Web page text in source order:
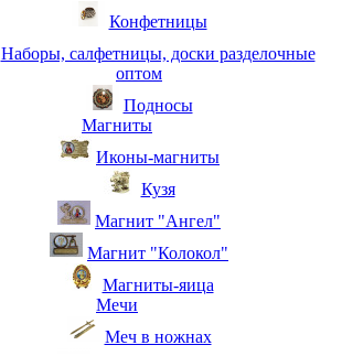
Конфетницы
Наборы, салфетницы, доски разделочные
оптом
Подносы
Магниты
Иконы-магниты
Кузя
Магнит "Ангел"
Магнит "Колокол"
Магниты-яица
Мечи
Меч в ножнах